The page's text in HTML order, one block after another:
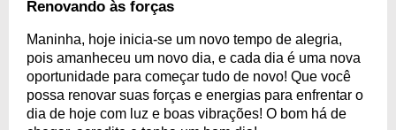
Renovando às forças
Maninha, hoje inicia-se um novo tempo de alegria,
pois amanheceu um novo dia, e cada dia é uma nova
oportunidade para começar tudo de novo! Que você
possa renovar suas forças e energias para enfrentar o
dia de hoje com luz e boas vibrações! O bom há de